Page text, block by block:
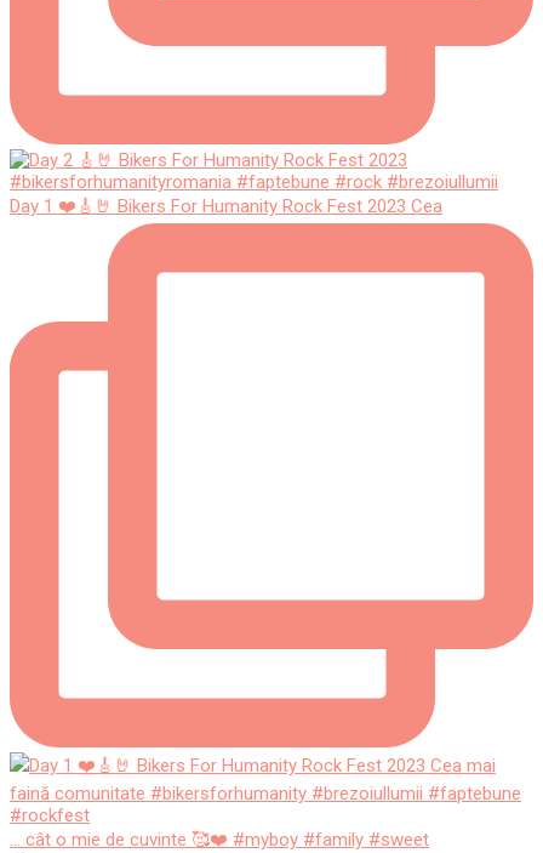
Day 1 ❤️🎸🤘 Bikers For Humanity Rock Fest 2023 Cea
... cât o mie de cuvinte 🥰❤️ #myboy #family #sweet